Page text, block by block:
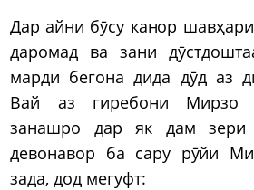
Дар айни бӯсу канор
даромад ва зани
марди бегона дида дӯд аз
Вай аз гиребони Мирзо
занашро дар як дам
девонавор ба сару рӯйи
зада, дод мегуфт: